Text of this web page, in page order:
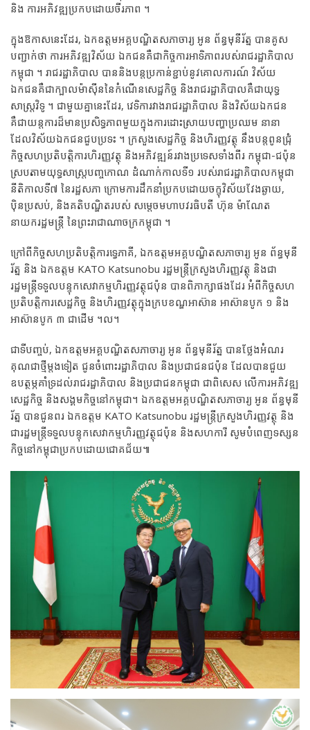
និង ការអភិវឌ្ឍប្រកបដោយចីរភាព ។
ក្នុងឱកាសនេះដែរ, ឯកឧត្តមអគ្គបណ្ឌិតសភាចារ្យ អូន ព័ន្ធមុនីរ័ត្ន បានគូស
បញ្ជាក់ថា ការអភិវឌ្ឍវិស័យ ឯកជនគឺជាកិច្ចការអាទិភាពរបស់រាជរដ្ឋាភិបាល
កម្ពុជា ។ រាជរដ្ឋាភិបាល បាននិងបន្តប្រកាន់ខ្ជាប់នូវគោលការណ៍ វិស័យ
ឯកជនគឺជាក្បាលម៉ាស៊ីននៃកំណើនសេដ្ឋកិច្ច និងរាជរដ្ឋាភិបាលគឺជាយុទ្ធ
សាស្ត្រវិទូ ។ ជាមួយគ្នានេះដែរ, វេទិការវាងរាជរដ្ឋាភិបាល និងវិស័យឯកជន
គឺជាយន្តការដ៏មានប្រសិទ្ធភាពមួយក្នុងការដោះស្រាយបញ្ហាប្រឈម នានា
ដែលវិស័យឯកជនជួបប្រទះ ។ ក្រសួងសេដ្ឋកិច្ច និងហិរញ្ញវត្ថុ នឹងបន្តពូនជ្រុំ
កិច្ចសហប្រតិបត្តិការហិរញ្ញវត្ថុ និងអភិវឌ្ឍន៍រវាងប្រទេសទាំងពីរ កម្ពុជា-ជប៉ុន
ស្របតាមយុទ្ធសាស្រ្តបញ្ចកោណ ដំណាក់កាលទី១ របស់រាជរដ្ឋាភិបាលកម្ពុជា
នីតិកាលទី៧ នៃរដ្ឋសភា ក្រោមការដឹកនាំប្រកបដោយចក្ខុវិស័យវែងឆ្ងាយ,
ប៉ិនប្រសប់, និងគតិបណ្ឌិតរបស់ សម្តេចមហាបវរធិបតី ហ៊ុន ម៉ាណែត
នាយករដ្ឋមន្រ្តី នៃព្រះរាជាណាចក្រកម្ពុជា ។
ក្រៅពីកិច្ចសហប្រតិបត្តិការទ្វេភាគី, ឯកឧត្តមអគ្គបណ្ឌិតសភាចារ្យ អូន ព័ន្ធមុនី
រ័ត្ន និង ឯកឧត្តម KATO Katsunobu រដ្ឋមន្រ្តីក្រសួងហិរញ្ញវត្ថុ និងជា
រដ្ឋមន្រ្តីទទួលបន្ទុកសេវាកម្មហិរញ្ញវត្ថុជប៉ុន បានពិភាក្សាផងដែរ អំពីកិច្ចសហ
ប្រតិបត្តិការសេដ្ឋកិច្ច និងហិរញ្ញវត្ថុក្នុងក្របខណ្ឌអាស៊ាន អាស៊ានបូក ១ និង
អាស៊ានបូក ៣ ជាដើម ។ល។
ជាទីបញ្ចប់, ឯកឧត្តមអគ្គបណ្ឌិតសភាចារ្យ អូន ព័ន្ធមុនីរ័ត្ន បានថ្លែងអំណរ
គុណជាថ្មីម្តងទៀត ជូនចំពោះរដ្ឋាភិបាល និងប្រជាជនជប៉ុន ដែលបានជួយ
ឧបត្ថម្ភគាំទ្រដល់រាជរដ្ឋាភិបាល និងប្រជាជនកម្ពុជា ជាពិសេស លើការអភិវឌ្ឍ
សេដ្ឋកិច្ច និងសង្គមកិច្ចនៅកម្ពុជា។ ឯកឧត្តមអគ្គបណ្ឌិតសភាចារ្យ អូន ព័ន្ធមុនី
រ័ត្ន បានជូនពរ ឯកឧត្តម KATO Katsunobu រដ្ឋមន្រ្តីក្រសួងហិរញ្ញវត្ថុ និង
ជារដ្ឋមន្រ្តីទទួលបន្ទុកសេវាកម្មហិរញ្ញវត្ថុជប៉ុន និងសហការី សូមបំពេញទស្សន
កិច្ចនៅកម្ពុជាប្រកបដោយជោគជ័យ៕